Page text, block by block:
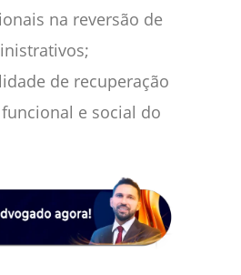
na reversão de
de recuperação
e social do